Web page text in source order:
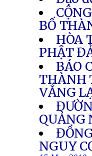
BỐ
HÒA
PHẬT
BÁO
THÀNH
VẮNG
QUẢNG
NGUY